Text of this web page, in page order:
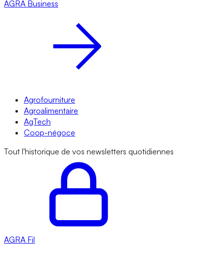
AGRA Business
Agrofourniture
Agroalimentaire
AgTech
Coop-négoce
Tout l'historique de vos newsletters quotidiennes
AGRA Fil